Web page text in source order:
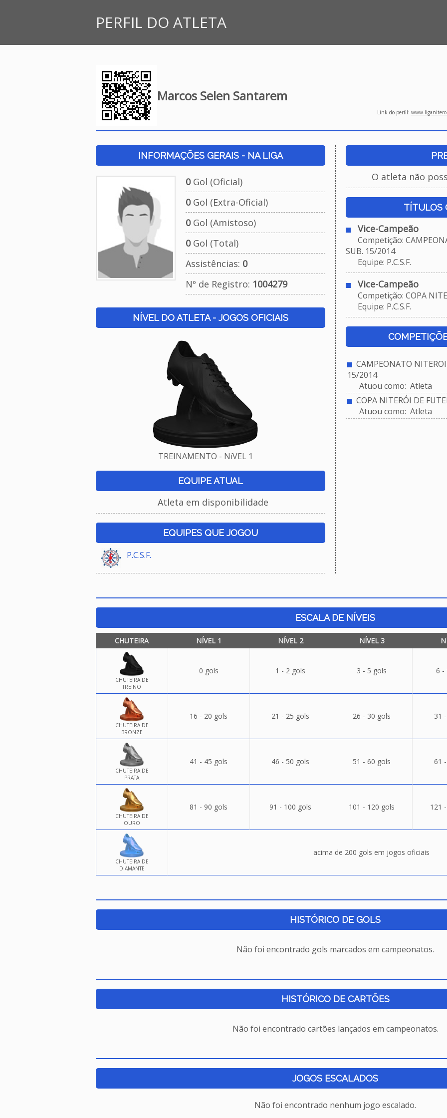
PERFIL DO ATLETA
Marcos Selen Santarem
Link do perfil:
INFORMAÇÕES GERAIS - NA LIGA
0Gol (Oficial)
0Gol (Extra-Oficial)
0Gol (Amistoso)
0Gol (Total)
Assistências: 0
Nº de Registro: 1004279
NÍVEL DO ATLETA - JOGOS OFICIAIS
TREINAMENTO - NíVEL 1
EQUIPE ATUAL
Atleta em disponibilidade
EQUIPES QUE JOGOU
P.C.S.F.
O atleta não
TÍTULOS
Vice-Campeão
Competição:
SUB. 15/2014
Equipe: P.C.S.F.
Vice-Campeão
Competição: COPA
Equipe: P.C.S.F.
CAMPEONATO
15/2014
Atuou como: Atleta
COPA NITERÓI DE
Atuou como: Atleta
ESCALA DE NÍVEIS
CHUTEIRA NÍVEL 1 NÍVEL 2 NÍVEL 3
CHUTEIRA DE
TREINO
0 gols 1 - 2 gols 3 - 5 gols 6 -
CHUTEIRA DE
BRONZE
16 - 20 gols 21 - 25 gols 26 - 30 gols 31
CHUTEIRA DE
PRATA
41 - 45 gols 46 - 50 gols 51 - 60 gols 61
CHUTEIRA DE
OURO
81 - 90 gols 91 - 100 gols 101 - 120 gols 121
CHUTEIRA DE
DIAMANTE
acima de 200 gols em jogos oficiais
HISTÓRICO DE GOLS
Não foi encontrado gols marcados em campeonatos.
HISTÓRICO DE CARTÕES
Não foi encontrado cartões lançados em campeonatos.
JOGOS ESCALADOS
Não foi encontrado nenhum jogo escalado.